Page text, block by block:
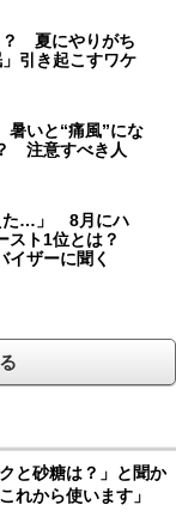
？ 夏にやりがち
引き起こすワケ
暑いと“痛風”にな
注意すべき人
た…」 8月にハ
スト1位とは？
イザーに聞く
と砂糖は？」と聞か
から使います」